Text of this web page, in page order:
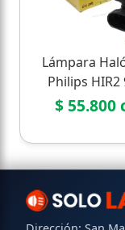
Lámpara
Philips HIR2
(12V 55W) -
$ 55.800